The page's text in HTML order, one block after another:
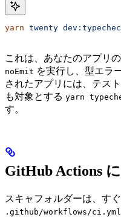
yarn twenty
これは、あなたのアプリの
noEmit を実行し、型エラ
されたアプリには、テス
も対象とする yarn
す。
GitHub Actions
スキャフォルダーは、す
.github/workflows/ci.yml